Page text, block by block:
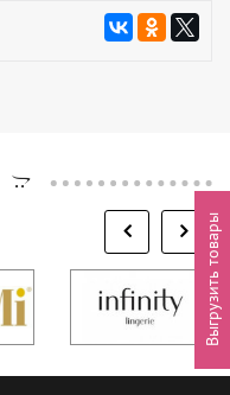
Выгрузить товары